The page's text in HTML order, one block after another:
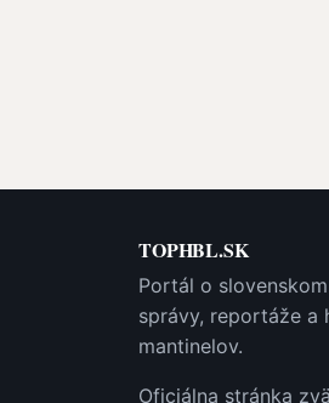
TOPHBL.SK
Portál o
správy, reportáže a
mantinelov.
Oficiálna stránka